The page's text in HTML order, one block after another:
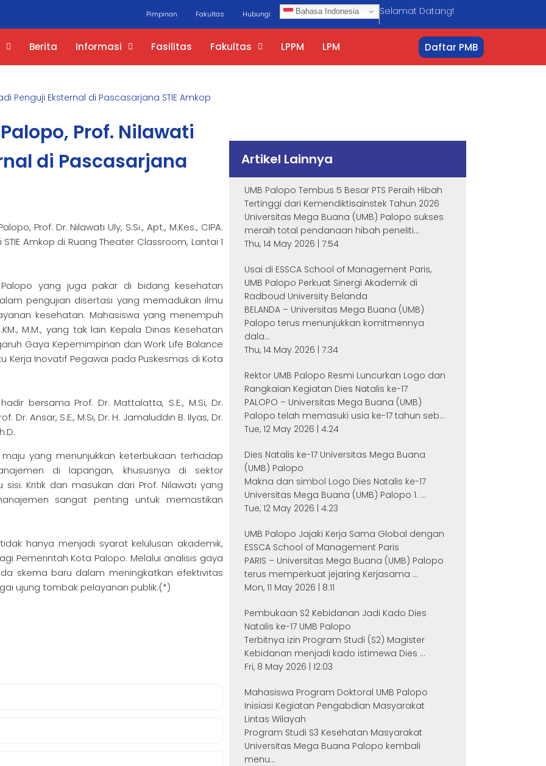
Pimpinan Fakultas Hubungi Bahasa Indonesia Selamat Datang!
Berita Informasi Fasilitas Fakultas LPPM LPM Daftar PMB
Penguji Eksternal di Pascasarjana STIE Amkop
Prof. Nilawati
di Pascasarjana
Prof. Dr. Nilawati Uly, S.Si., Apt., M.Kes., CIPA.
Amkop di Ruang Theater Classroom, Lantai 1
yang juga pakar di bidang kesehatan
pengujian disertasi yang memadukan ilmu
kesehatan. Mahasiswa yang menempuh
M.M., yang tak lain Kepala Dinas Kesehatan
Gaya Kepemimpinan dan Work Life Balance
Kerja Inovatif Pegawai pada Puskesmas di Kota
bersama Prof. Dr. Mattalatta, S.E., M.Si, Dr.
Dr. Ansar, S.E., M.Si, Dr. H. Jamaluddin B. Ilyas, Dr.
yang menunjukkan keterbukaan terhadap
di lapangan, khususnya di sektor
Kritik dan masukan dari Prof. Nilawati yang
sangat penting untuk memastikan
hanya menjadi syarat kelulusan akademik,
Pemerintah Kota Palopo. Melalui analisis gaya
skema baru dalam meningkatkan efektivitas
ujung tombak pelayanan publik.(*)
Artikel Lainnya
UMB Palopo Tembus 5 Besar PTS Peraih Hibah
Tertinggi dari Kemendiktisainstek Tahun 2026
Universitas Mega Buana (UMB) Palopo sukses
meraih total pendanaan hibah peneliti...
Thu, 14 May 2026 | 7:54
Usai di ESSCA School of Management Paris,
UMB Palopo Perkuat Sinergi Akademik di
Radboud University Belanda
BELANDA – Universitas Mega Buana (UMB)
Palopo terus menunjukkan komitmennya
dala...
Thu, 14 May 2026 | 7:34
Rektor UMB Palopo Resmi Luncurkan Logo dan
Rangkaian Kegiatan Dies Natalis ke-17
PALOPO – Universitas Mega Buana (UMB)
Palopo telah memasuki usia ke-17 tahun seb...
Tue, 12 May 2026 | 4:24
Dies Natalis ke-17 Universitas Mega Buana
(UMB) Palopo
Makna dan simbol Logo Dies Natalis ke-17
Universitas Mega Buana (UMB) Palopo 1. ...
Tue, 12 May 2026 | 4:23
UMB Palopo Jajaki Kerja Sama Global dengan
ESSCA School of Management Paris
PARIS – Universitas Mega Buana (UMB) Palopo
terus memperkuat jejaring Kerjasama ...
Mon, 11 May 2026 | 8:11
Pembukaan S2 Kebidanan Jadi Kado Dies
Natalis ke-17 UMB Palopo
Terbitnya izin Program Studi (S2) Magister
Kebidanan menjadi kado istimewa Dies ...
Fri, 8 May 2026 | 12:03
Mahasiswa Program Doktoral UMB Palopo
Inisiasi Kegiatan Pengabdian Masyarakat
Lintas Wilayah
Program Studi S3 Kesehatan Masyarakat
Universitas Mega Buana Palopo kembali
menu...